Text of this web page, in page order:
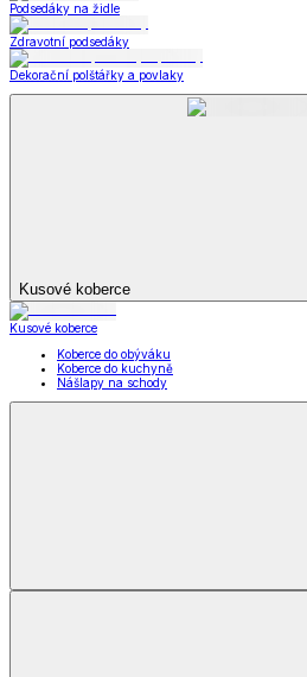
Podsedáky na židle
Zdravotní podsedáky
Dekorační polštářky a povlaky
Kusové koberce
Kusové koberce
Koberce do obýváku
Koberce do kuchyně
Nášlapy na schody